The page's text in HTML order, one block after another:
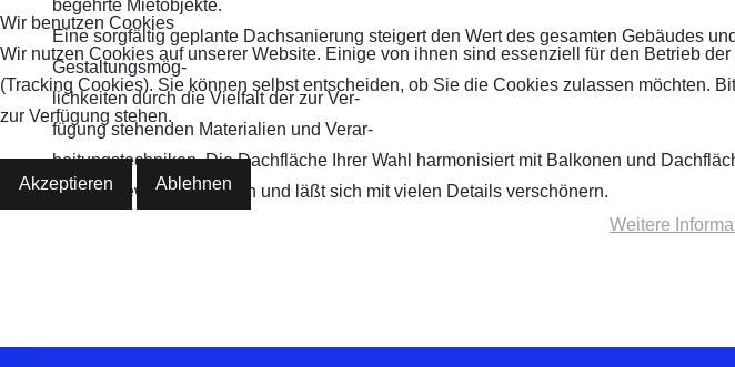
begehrte Mietobjekte.
Eine sorgfältig geplante Dachsanierung steigert den Wert des gesamten Gebäudes
Gestaltungsmög-
lichkeiten durch die Vielfalt der zur Ver-
fügung stehenden Materialien und Verar-
beitungstechniken. Die Dachfläche Ihrer Wahl harmonisiert mit Balkonen und
Energiegewinnung tragen und läßt sich mit vielen Details verschönern.
Wir benutzen Cookies
Wir nutzen Cookies auf unserer Website. Einige von ihnen sind essenziell für den Betrieb
(Tracking Cookies). Sie können selbst entscheiden, ob Sie die Cookies zulassen möchten.
zur Verfügung stehen.
Akzeptieren Ablehnen
Weitere